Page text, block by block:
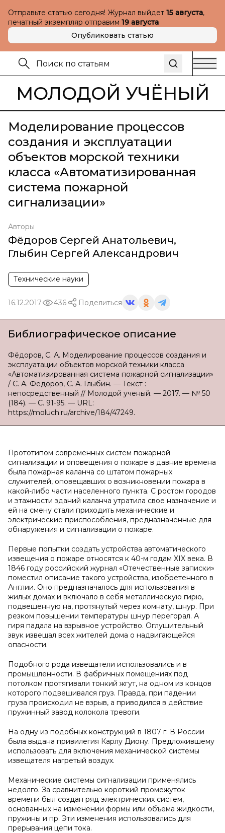
Отправьте статью сегодня! Журнал выйдет 15 августа,
печатный экземпляр отправим 19 августа
Опубликовать статью
МОЛОДОЙ УЧЁНЫЙ
Моделирование процессов
создания и эксплуатации
объектов морской техники
класса «Автоматизированная
система пожарной
сигнализации»
Авторы
Фёдоров Сергей Анатольевич,
Глыбин Сергей Александрович
Технические науки
16.12.2017 436 Поделиться
Библиографическое описание
Фёдоров, С. А. Моделирование процессов создания и
эксплуатации объектов морской техники класса
«Автоматизированная система пожарной сигнализации»
/ С. А. Фёдоров, С. А. Глыбин. — Текст :
непосредственный // Молодой ученый. — 2017. — № 50
(184). — С. 91-95. — URL:
https://moluch.ru/archive/184/47249.
Прототипом современных систем пожарной
сигнализации и оповещения о пожаре в давние времена
была пожарная каланча со штатом пожарных
служителей, оповещавших о возникновении пожара в
какой-либо части населенного пункта. С ростом городов
и этажности зданий каланча утратила свое назначение и
ей на смену стали приходить механические и
электрические приспособления, предназначенные для
обнаружения и сигнализации о пожаре.
Первые попытки создать устройства автоматического
извещения о пожаре относятся к 40-м годам XIX века. В
1846 году российский журнал «Отечественные записки»
поместил описание такого устройства, изобретенного в
Англии. Оно предназначалось для использования в
жилых домах и включало в себя металлическую гирю,
подвешенную на, протянутый через комнату, шнур. При
резком повышении температуры шнур перегорал. А
гиря падала на взрывное устройство. Оглушительный
звук извещал всех жителей дома о надвигающейся
опасности.
Подобного рода извещатели использовались и в
промышленности. В фабричных помещениях под
потолком протягивали тонкий жгут, на одном из концов
которого подвешивался груз. Правда, при падении
груза происходил не взрыв, а приводился в действие
пружинный завод колокола тревоги.
На одну из подобных конструкций в 1807 г. В России
была выдана привилегия Карлу Диону. Предложившему
использовать для включения механической системы
извещателя нагретый воздух.
Механические системы сигнализации применялись
недолго. За сравнительно короткий промежуток
времени был создан ряд электрических систем,
основанных на изменении формы или объема жидкости,
пружины и пр. Эти изменения использовались для
прерывания цепи тока.